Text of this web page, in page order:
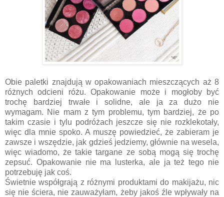
Obie paletki znajdują w opakowaniach mieszczących aż 8
różnych odcieni różu. Opakowanie może i mogłoby być
trochę bardziej trwałe i solidne, ale ja za dużo nie
wymagam. Nie mam z tym problemu, tym bardziej, że po
takim czasie i tylu podróżach jeszcze się nie rozklekotały,
więc dla mnie spoko. A muszę powiedzieć, że zabieram je
zawsze i wszędzie, jak gdzieś jedziemy, głównie na wesela,
więc wiadomo, że takie targane ze sobą mogą się trochę
zepsuć. Opakowanie nie ma lusterka, ale ja też tego nie
potrzebuję jak coś.
Świetnie współgrają z różnymi produktami do makijażu, nic
się nie ściera, nie zauważyłam, żeby jakoś źle wpływały na